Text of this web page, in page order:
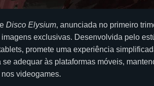
Disco Elysium, anunciada no primeiro
exclusivas. Desenvolvida pelo
promete uma experiência
se adequar às plataformas móveis,
videogames.